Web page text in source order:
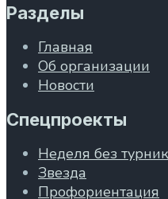
Разделы
Главная
Об организации
Новости
Спецпроекты
Неделя без
Звезда
Профориентация